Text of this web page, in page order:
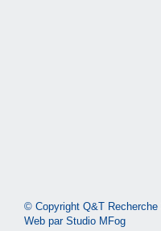
© Copyright Q&T Recherche
Web par Studio MFog